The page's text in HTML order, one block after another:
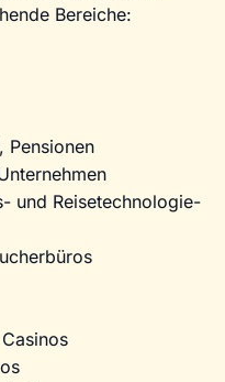
Bereiche:
Pensionen
und Reisetechnologie-